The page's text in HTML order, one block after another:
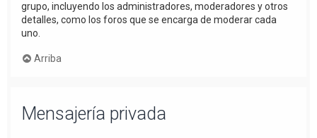
grupo, incluyendo los administradores, moderadores y otros
detalles, como los foros que se encarga de moderar cada
uno.
Arriba
Mensajería privada